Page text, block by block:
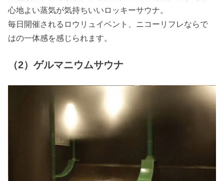
心地よい蒸気が気持ちいいロッキーサウナ。
毎日開催されるロウリュイベント、ニコーリフレならで
はの一体感を感じられます。
（2）ゲルマニウムサウナ